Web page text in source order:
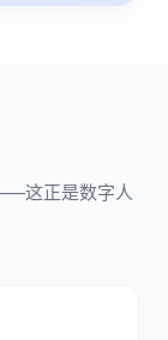
这正是数字人